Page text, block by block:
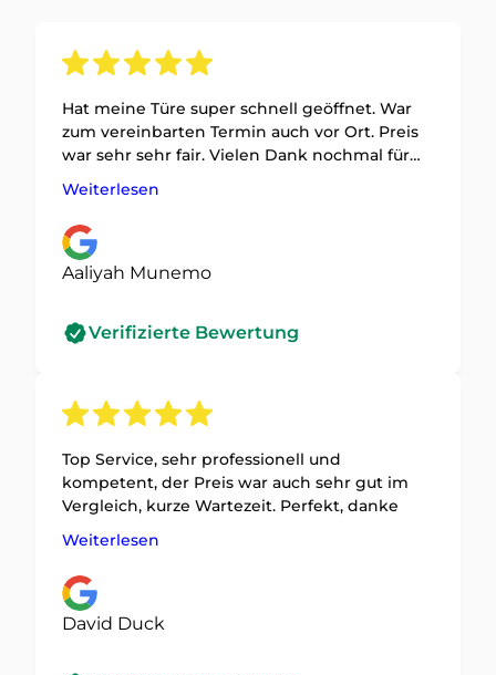
Hat meine Türe super schnell geöffnet. War
zum vereinbarten Termin auch vor Ort. Preis
war sehr sehr fair. Vielen Dank nochmal für
die schnelle Hilfe
Weiterlesen
Aaliyah Munemo
Verifizierte Bewertung
Top Service, sehr professionell und
kompetent, der Preis war auch sehr gut im
Vergleich, kurze Wartezeit. Perfekt, danke
Weiterlesen
David Duck